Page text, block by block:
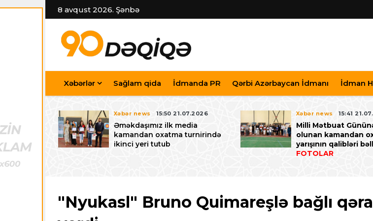
8 avqust 2026. Şənbə
Xəbərlər Sağlam qida İdmanda PR Qərbi Azərbaycan İdmanı İdman
U-15
festivalı ilə
Xəbər news 15:50 21.07.2026
Əməkdaşımız ilk media
kamandan oxatma turnirində
ikinci yeri tutub
Xəbər news 15:41
Milli Mətbuat
olunan kamandan
yarışının qalibləri
FOTOLAR
"Nyukasl" Bruno Quimareşlə bağlı